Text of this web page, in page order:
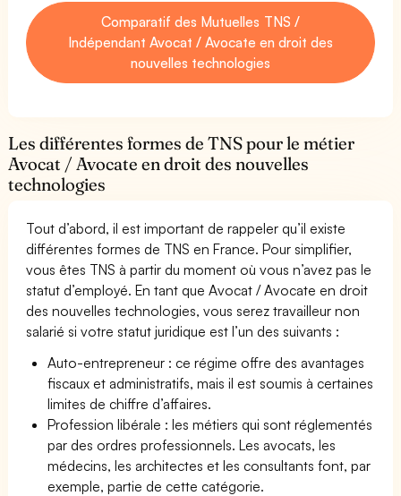
Comparatif des Mutuelles TNS /
Indépendant Avocat / Avocate en droit des
nouvelles technologies
Les différentes formes de TNS pour le métier
Avocat / Avocate en droit des nouvelles
technologies
Tout d’abord, il est important de rappeler qu’il existe
différentes formes de TNS en France. Pour simplifier,
vous êtes TNS à partir du moment où vous n’avez pas le
statut d’employé. En tant que Avocat / Avocate en droit
des nouvelles technologies, vous serez travailleur non
salarié si votre statut juridique est l’un des suivants :
Auto-entrepreneur : ce régime offre des avantages
fiscaux et administratifs, mais il est soumis à certaines
limites de chiffre d’affaires.
Profession libérale : les métiers qui sont réglementés
par des ordres professionnels. Les avocats, les
médecins, les architectes et les consultants font, par
exemple, partie de cette catégorie.